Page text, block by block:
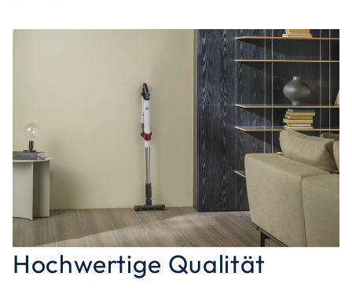
Hochwertige Qualität